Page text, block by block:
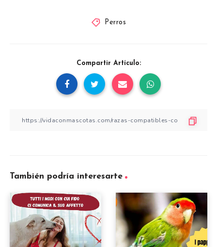
Perros
Compartir Artículo:
También podría interesarte